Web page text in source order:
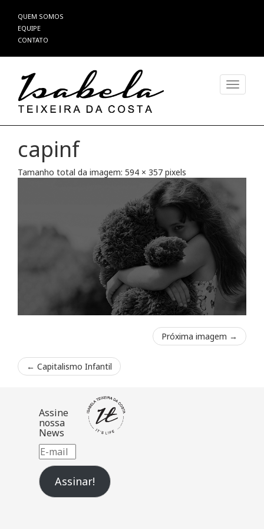
Pular
para
o
QUEM SOMOS
EQUIPE
CONTATO
capinf
Tamanho total da imagem: 594 × 357 pixels
Próxima imagem →
← Capitalismo Infantil
Assine
nossa
News
E-
mail
Assinar!